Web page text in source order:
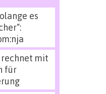
es
rechnet mit
für